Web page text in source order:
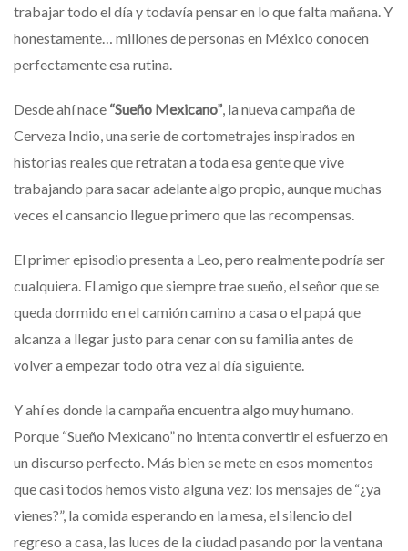
trabajar todo el día y todavía pensar en lo que falta mañana. Y
honestamente… millones de personas en México conocen
perfectamente esa rutina.
Desde ahí nace “Sueño Mexicano”, la nueva campaña de
Cerveza Indio, una serie de cortometrajes inspirados en
historias reales que retratan a toda esa gente que vive
trabajando para sacar adelante algo propio, aunque muchas
veces el cansancio llegue primero que las recompensas.
El primer episodio presenta a Leo, pero realmente podría ser
cualquiera. El amigo que siempre trae sueño, el señor que se
queda dormido en el camión camino a casa o el papá que
alcanza a llegar justo para cenar con su familia antes de
volver a empezar todo otra vez al día siguiente.
Y ahí es donde la campaña encuentra algo muy humano.
Porque “Sueño Mexicano” no intenta convertir el esfuerzo en
un discurso perfecto. Más bien se mete en esos momentos
que casi todos hemos visto alguna vez: los mensajes de “¿ya
vienes?”, la comida esperando en la mesa, el silencio del
regreso a casa, las luces de la ciudad pasando por la ventana